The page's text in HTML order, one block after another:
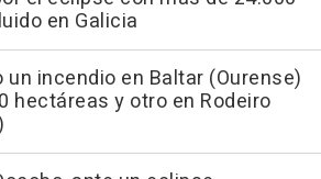
en Galicia
un incendio en Baltar (Ourense)
hectáreas y otro en Rodeiro